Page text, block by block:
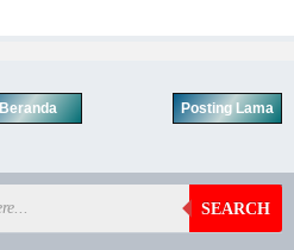
Posting Lama
Beranda
SEARCH